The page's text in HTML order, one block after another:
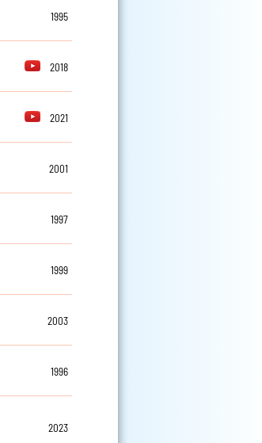
1995
2018
2021
2001
1997
1999
2003
1996
2023